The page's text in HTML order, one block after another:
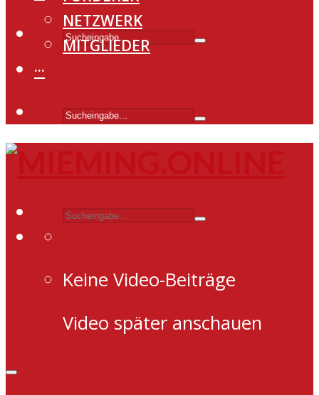
NETZWERK
MITGLIEDER
···
Keine Video-Beiträge
Video später anschauen